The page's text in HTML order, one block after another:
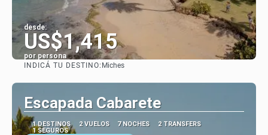
desde:
US$1,415
por persona
INDICÁ TU DESTINO: Miches
Escapada Cabarete
1 DESTINOS 2 VUELOS 7 NOCHES
2 TRANSFERS
1 SEGUROS